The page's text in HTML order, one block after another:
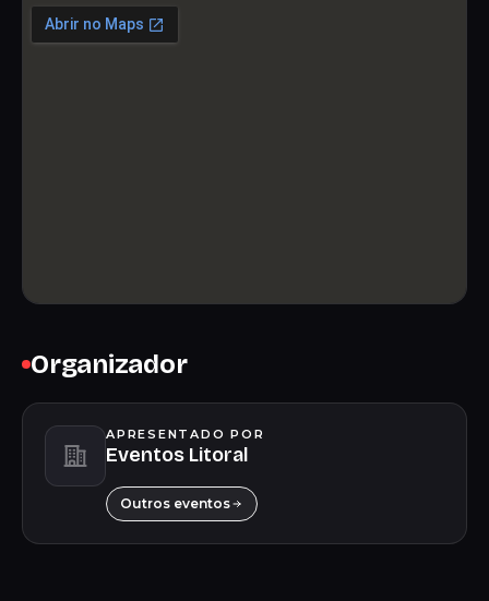
Organizador
APRESENTADO POR
Eventos Litoral
Outros eventos